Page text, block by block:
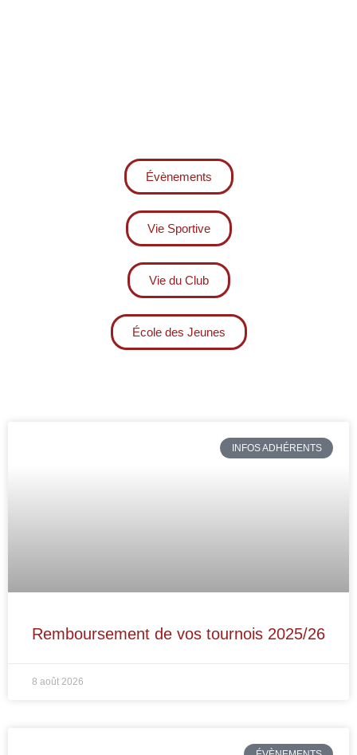
Évènements
Vie Sportive
Vie du Club
École des Jeunes
INFOS ADHÉRENTS
Remboursement de vos tournois 2025/26
8 août 2026